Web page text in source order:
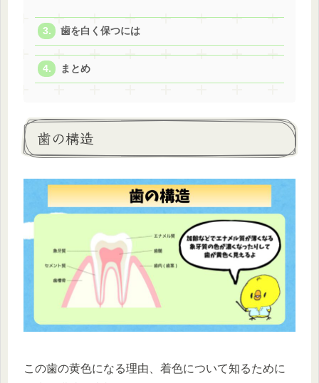
歯を白く保つには
まとめ
歯の構造
この歯の黄色になる理由、着色について知るために